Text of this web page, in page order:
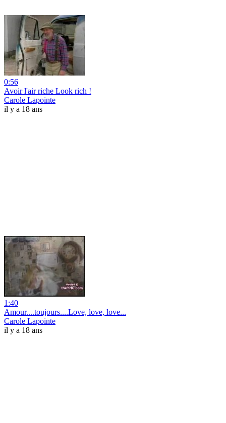
0:56
Avoir l'air riche Look rich !
Carole Lapointe
il y a 18 ans
1:40
Amour....toujours....Love, love, love...
Carole Lapointe
il y a 18 ans